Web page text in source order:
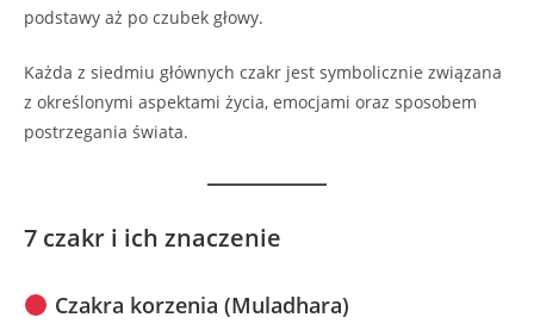
podstawy aż po czubek głowy.
Każda z siedmiu głównych czakr jest symbolicznie związana
z określonymi aspektami życia, emocjami oraz sposobem
postrzegania świata.
7 czakr i ich znaczenie
Czakra korzenia (Muladhara)